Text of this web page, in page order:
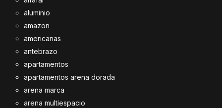
aluminio
amazon
americanas
antebrazo
apartamentos
apartamentos arena dorada
arena marca
arena multiespacio